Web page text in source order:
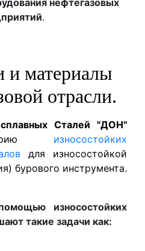
нефтегазовых
.
и материалы
отрасли.
Сталей "ДОН"
износостойких
для износостойкой
бурового инструмента.
износостойких
такие задачи как: